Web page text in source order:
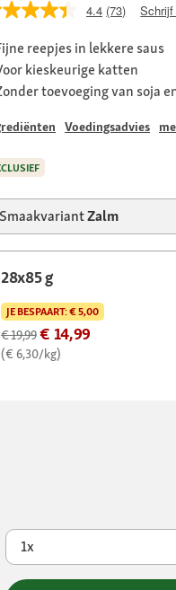
4.4 (73) Schrijf
reepjes in lekkere saus
kieskeurige katten
toevoeging van soja
Voedingsadvies
SmaakvariantZalm
28x85 g
JE BESPAART:€ 5,00
€ 19,99 € 14,99
(€ 6,30/kg)
1x